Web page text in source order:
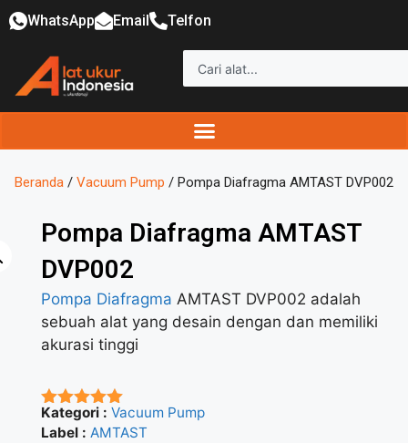
WhatsApp Email Telfon
Beranda / Vacuum Pump / Pompa Diafragma AMTAST DVP002
Pompa Diafragma AMTAST
DVP002
Pompa Diafragma AMTAST DVP002 adalah
sebuah alat yang desain dengan dan memiliki
akurasi tinggi
★★★★★
Kategori : Vacuum Pump
Label : AMTAST